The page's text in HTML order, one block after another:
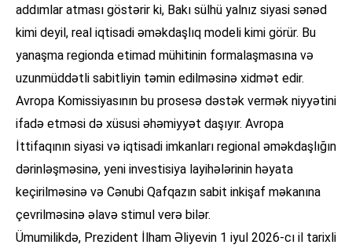
addımlar atması göstərir ki, Bakı sülhü yalnız siyasi sənəd
kimi deyil, real iqtisadi əməkdaşlıq modeli kimi görür. Bu
yanaşma regionda etimad mühitinin formalaşmasına və
uzunmüddətli sabitliyin təmin edilməsinə xidmət edir.
Avropa Komissiyasının bu prosesə dəstək vermək niyyətini
ifadə etməsi də xüsusi əhəmiyyət daşıyır. Avropa
İttifaqının siyasi və iqtisadi imkanları regional əməkdaşlığın
dərinləşməsinə, yeni investisiya layihələrinin həyata
keçirilməsinə və Cənubi Qafqazın sabit inkişaf məkanına
çevrilməsinə əlavə stimul verə bilər.
Ümumilikdə, Prezident İlham Əliyevin 1 iyul 2026-cı il tarixli